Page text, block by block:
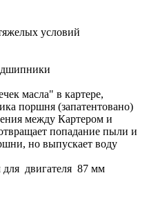
условий
масла" в картере,
поршня (запатентовано)
между Картером и
попадание пыли и
но выпускает воду
для двигателя 87 мм